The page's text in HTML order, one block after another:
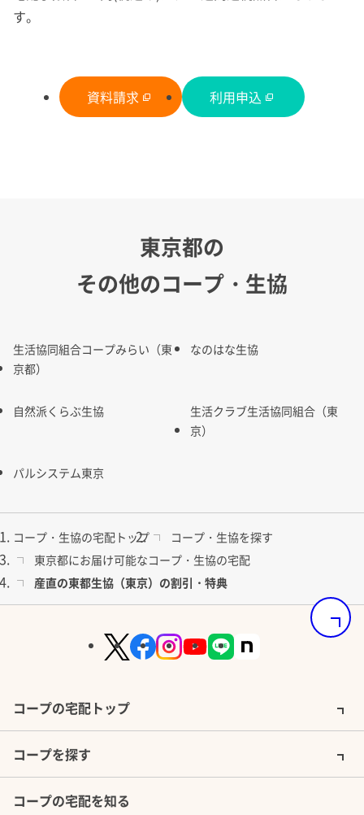
す。
資料請求 利用申込
東京都の
その他のコープ・生協
生活協同組合コープみらい（東
京都）
なのはな生協
自然派くらぶ生協
生活クラブ生活協同組合（東
京）
パルシステム東京
コープ・生協の宅配トップ
コープ・生協を探す
東京都にお届け可能なコープ・生協の宅配
産直の東都生協（東京）の割引・特典
ページ
コープの宅配トップ
コープを探す
コープの宅配を知る